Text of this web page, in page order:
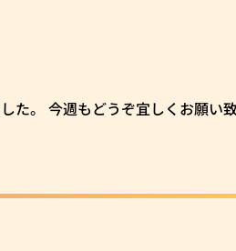
た。 今週もどうぞ宜しくお願い